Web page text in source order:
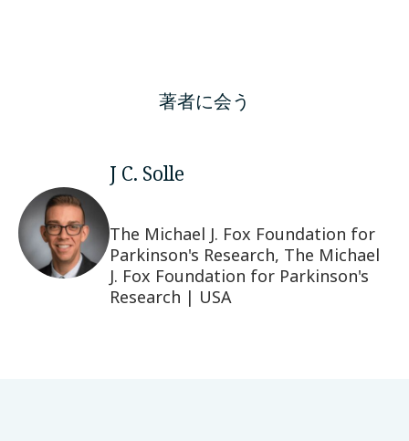
著者に会う
J C. Solle
The Michael J. Fox Foundation for
Parkinson's Research, The Michael
J. Fox Foundation for Parkinson's
Research | USA